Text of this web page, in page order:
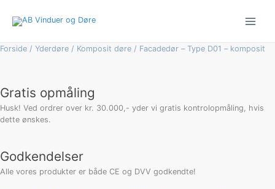
indholdet
Forside / Yderdøre / Komposit døre / Facadedør – Type D01 – komposit
Gratis opmåling
Husk! Ved ordrer over kr. 30.000,- yder vi gratis kontrolopmåling, hvis
dette ønskes.
Godkendelser
Alle vores produkter er både CE og DVV godkendte!
Type
-